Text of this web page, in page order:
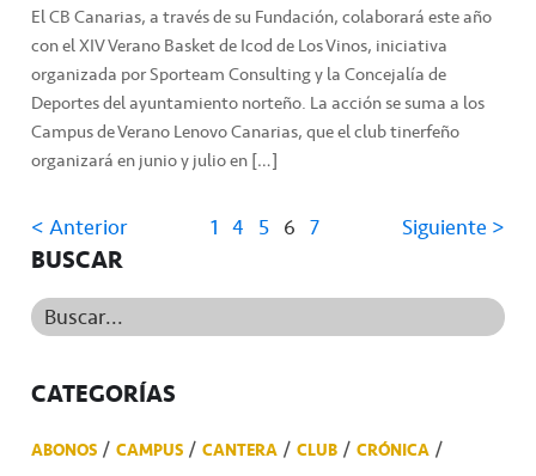
El CB Canarias, a través de su Fundación, colaborará este año
con el XIV Verano Basket de Icod de Los Vinos, iniciativa
organizada por Sporteam Consulting y la Concejalía de
Deportes del ayuntamiento norteño. La acción se suma a los
Campus de Verano Lenovo Canarias, que el club tinerfeño
organizará en junio y julio en […]
< Anterior 1 4 5 6 7 Siguiente >
BUSCAR
Buscar...
CATEGORÍAS
ABONOS CAMPUS CANTERA CLUB
CRÓNICA